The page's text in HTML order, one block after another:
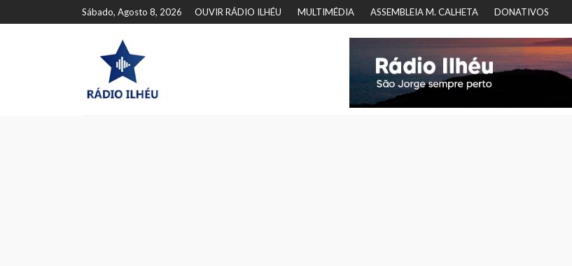
Sábado, Agosto 8, 2026 OUVIR RÁDIO ILHÉU MULTIMÉDIA ASSEMBLEIA M. CALHETA DONATIVOS